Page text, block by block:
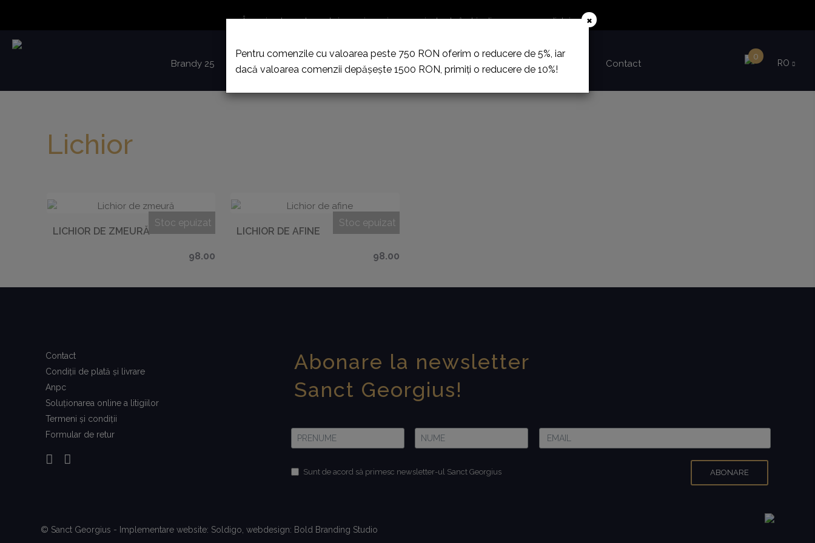
În perioada 23 decembrie - 12 ianuarie, magazinul este închis din cauza concediului.
Brandy 25 Pălincă Pălincă pe pat de fructe Pachete cadou Accesorii Despre noi Contact
0
RO
Lichior
Stoc epuizat
LICHIOR DE ZMEURĂ
98.00
Stoc epuizat
LICHIOR DE AFINE
98.00
Abonare la newsletter
Sanct Georgius!
Sunt de acord să primesc newsletter-ul Sanct Georgius
Contact
Condiţii de plată şi livrare
Anpc
Soluționarea online a litigiilor
Termeni şi condiţii
Formular de retur
© Sanct Georgius - Implementare website: Soldigo , webdesign: Bold Branding Studio
×
Pentru comenzile cu valoarea peste 750 RON oferim o reducere de 5%, iar
dacă valoarea comenzii depășește 1500 RON, primiți o reducere de 10%!